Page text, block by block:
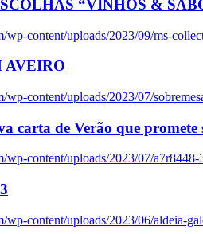
“VINHOS &
wp-content/uploads/2023/09/ms-
AVEIRO
content/uploads/2023/07/
carta de Verão que promete
wp-content/uploads/2023/07/
wp-content/uploads/2023/06/aldeia-